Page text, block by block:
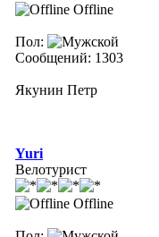
Offline
Пол:
Сообщений: 1303
Якунин Петр
Yuri
Велотурист
Offline